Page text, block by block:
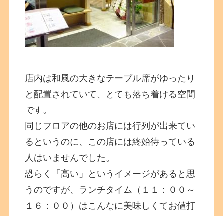
店内は和風の大きなテーブル席がゆったり
と配置されていて、とても落ち着ける空間
です。
同じフロアの他のお店には行列が出来てい
るというのに、この店には終始待っている
人はいませんでした。
恐らく「高い」というイメージがあると思
うのですが、ランチタイム（１１：００～
１６：００）はこんなに美味しくてお値打